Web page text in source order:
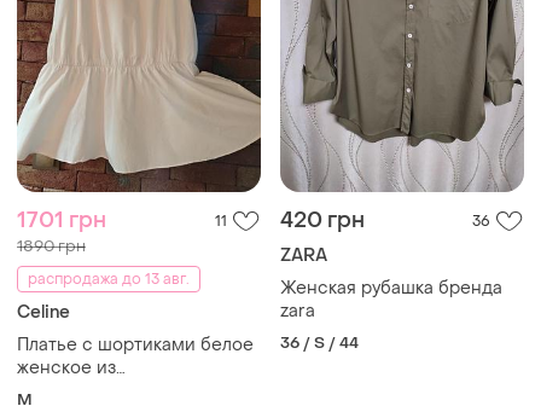
1701 грн 11
1890 грн
распродажа до 13 авг.
Celine
Платье с шортиками белое
женское из
хлопка.брендовое,стан
идеальное!
M
420 грн 36
ZARA
Женская рубашка бренда
zara
36 / S / 44
TOP TOP